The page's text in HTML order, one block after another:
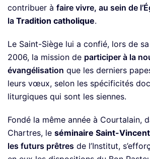
contribuer à faire vivre, au sein de
la Tradition catholique.
Le Saint-Siège lui a confié, lors de
2006, la mission de participer à la
évangélisation que les derniers
leurs vœux, selon les spécificités
liturgiques qui sont les siennes.
Fondé la même année à Courtalain,
Chartres, le séminaire Saint-
les futurs prêtres de l’Institut,